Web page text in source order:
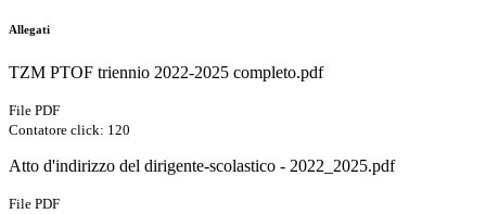
Allegati
TZM PTOF triennio 2022-2025 completo.pdf
File PDF
Contatore click: 120
Atto d'indirizzo del dirigente-scolastico - 2022_2025.pdf
File PDF